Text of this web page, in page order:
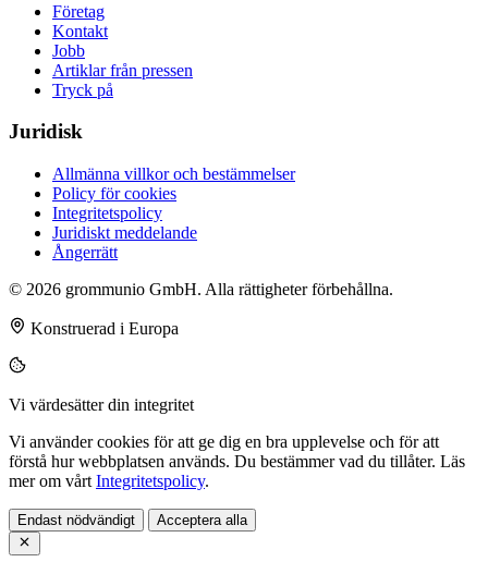
Företag
Kontakt
Jobb
Artiklar från pressen
Tryck på
Juridisk
Allmänna villkor och bestämmelser
Policy för cookies
Integritetspolicy
Juridiskt meddelande
Ångerrätt
© 2026 grommunio GmbH. Alla rättigheter förbehållna.
Konstruerad i Europa
Vi värdesätter din integritet
Vi använder cookies för att ge dig en bra upplevelse och för att
förstå hur webbplatsen används. Du bestämmer vad du tillåter. Läs
mer om vårt Integritetspolicy.
Endast nödvändigt Acceptera alla